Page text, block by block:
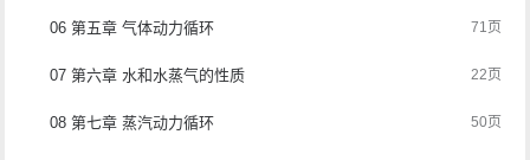
06 第五章 气体动力循环 71页
07 第六章 水和水蒸气的性质 22页
08 第七章 蒸汽动力循环 50页